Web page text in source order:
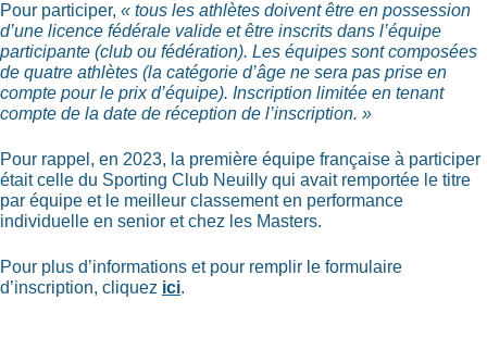
Pour participer, « tous les athlètes doivent être en possession
d’une licence fédérale valide et être inscrits dans l’équipe
participante (club ou fédération). Les équipes sont composées
de quatre athlètes (la catégorie d’âge ne sera pas prise en
compte pour le prix d’équipe). Inscription limitée en tenant
compte de la date de réception de l’inscription. »
Pour rappel, en 2023, la première équipe française à participer
était celle du Sporting Club Neuilly qui avait remportée le titre
par équipe et le meilleur classement en performance
individuelle en senior et chez les Masters.
Pour plus d’informations et pour remplir le formulaire
d’inscription, cliquez ici.